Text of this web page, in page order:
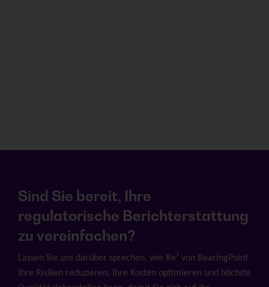
Sind Sie bereit, Ihre
regulatorische Berichterstattung
zu vereinfachen?
Lassen Sie uns darüber sprechen, wie Re³ von BearingPoint
Ihre Risiken reduzieren, Ihre Kosten optimieren und höchste